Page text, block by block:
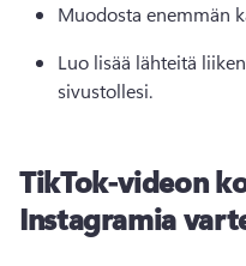
Muodosta enemmän
Luo lisää lähteitä
sivustollesi.
TikTok-videon
Instagramia